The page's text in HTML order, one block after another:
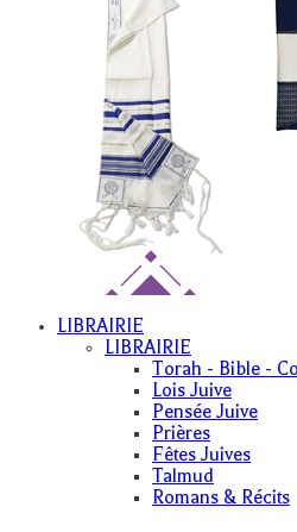
LIBRAIRIE
LIBRAIRIE
Torah - Bible -
Lois Juive
Pensée Juive
Prières
Fêtes Juives
Talmud
Romans & Récits